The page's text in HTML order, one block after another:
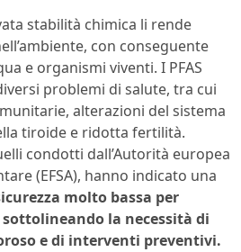
stabilità chimica li rende
con conseguente
e organismi viventi. I PFAS
problemi di salute, tra cui
alterazioni del sistema
tiroide e ridotta fertilità.
condotti dall’Autorità europea
(EFSA), hanno indicato una
molto bassa per
sottolineando la necessità di
e di interventi preventivi.